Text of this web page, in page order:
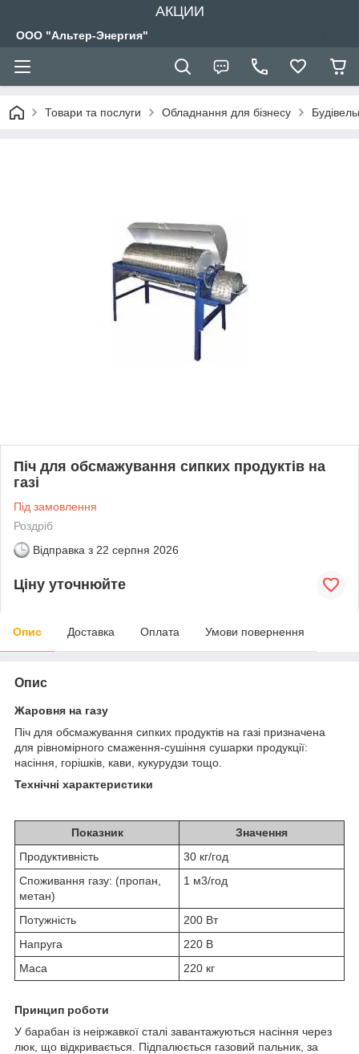
АКЦИИ
ООО "Альтер-Энергия"
Товари та послуги Обладнання для бізнесу
Піч для обсмажування сипких продуктів на
газі
Під замовлення
Роздріб
Відправка з 22 серпня 2026
Ціну уточнюйте
Опис Доставка Оплата Умови повернення
Опис
Жаровня на газу
Піч для обсмажування сипких продуктів на газі призначена
для рівномірного смаження-сушіння сушарки продукції:
насіння, горішків, кави, кукурудзи тощо.
Технічні характеристики
Показник
Значення
Продуктивність
30 кг/год
Споживання газу: (пропан,
метан)
1 м3/год
Потужність
200 Вт
Напруга
220 В
Маса
220 кг
Принцип роботи
У барабан із неіржавкої сталі завантажуються насіння через
люк, що відкривається. Підпалюється газовий пальник, за